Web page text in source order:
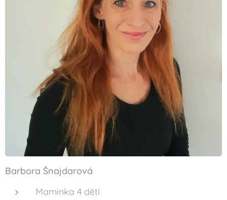
Barbora Šnajdarová
Maminka 4 dětí